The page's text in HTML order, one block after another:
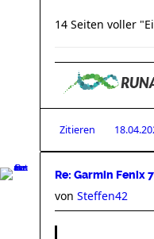
14 Seiten voller
Zitieren
Re: Garmin Fenix
von Steffen42